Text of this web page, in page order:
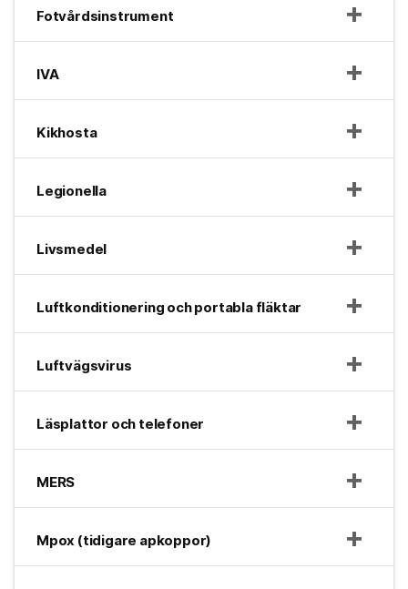
Fotvårdsinstrument
IVA
Kikhosta
Legionella
Livsmedel
Luftkonditionering och portabla fläktar
Luftvägsvirus
Läsplattor och telefoner
MERS
Mpox (tidigare apkoppor)